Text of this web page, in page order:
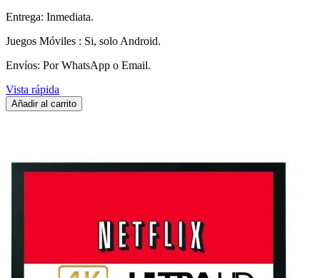
Entrega: Inmediata.
Juegos Móviles : Si, solo Android.
Envíos: Por WhatsApp o Email.
Vista rápida
Añadir al carrito